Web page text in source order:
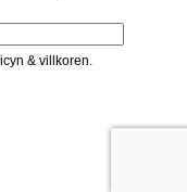
& villkoren.